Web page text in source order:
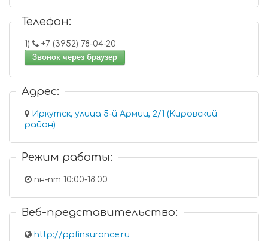
Телефон:
1)
+7 (3952) 78-04-20
Звонок через браузер
Адрес:
Иркутск, улица 5-й Армии, 2/1 (Кировский
район)
Режим работы:
пн-пт 10:00-18:00
Веб-представительство:
http://ppfinsurance.ru